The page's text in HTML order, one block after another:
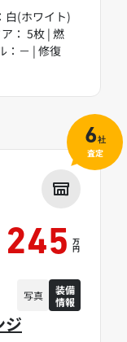
白(ホワイト)
： 5枚 | 燃
：－ | 修復
ジ
245 万
円
写真
装備
情報
6社
査定